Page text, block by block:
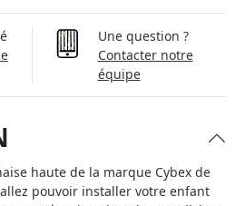
Une question ?
Contacter notre
équipe
haute de la marque Cybex de
pouvoir installer votre enfant